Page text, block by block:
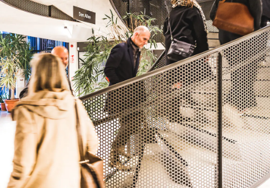
BIM als sleutel tot helderheid en verbondenheid
03 OCT 2025